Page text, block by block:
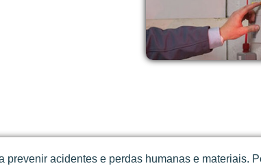
prevenir acidentes e perdas humanas e materiais.